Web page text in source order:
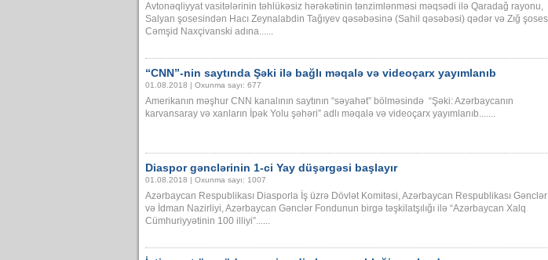
Avtonəqliyyat vasitələrinin təhlükəsiz hərəkətinin tənzimlənməsi məqsədi ilə Qaradağ rayonu,
Salyan şosesindən Hacı Zeynalabdin Tağıyev qəsəbəsinə (Sahil qəsəbəsi) qədər və Zığ
Cəmşid Naxçivanski adına......
“CNN”-nin saytında Şəki ilə bağlı məqalə və videoçarx yayımlanıb
01.08.2018 | Oxunma sayı: 677
Amerikanın məşhur CNN kanalının saytının “səyahət” bölməsində “Şəki: Azərbaycanın
karvansaray və xanların İpək Yolu şəhəri” adlı məqalə və videoçarx yayımlanıb.......
Diaspor gənclərinin 1-ci Yay düşərgəsi başlayır
01.08.2018 | Oxunma sayı: 1007
Azərbaycan Respublikası Diasporla İş üzrə Dövlət Komitəsi, Azərbaycan Respublikası Gənclər
və İdman Nazirliyi, Azərbaycan Gənclər Fondunun birgə təşkilatşılığı ilə “Azərbaycan Xalq
Cümhuriyyətinin 100 illiyi”......